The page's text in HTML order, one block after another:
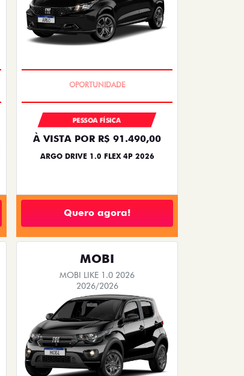
PESSOA FÍSICA
À VISTA POR R$ 91.490,00
ARGO DRIVE 1.0 FLEX 4P 2026
Quero agora!
MOBI
MOBI LIKE 1.0 2026
2026/2026